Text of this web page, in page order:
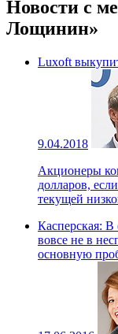
Новости с
Лощинин»
Luxoft
9.04.2018
Акционеры
долларов,
текущей
Касперская: В
вовсе не в
основную